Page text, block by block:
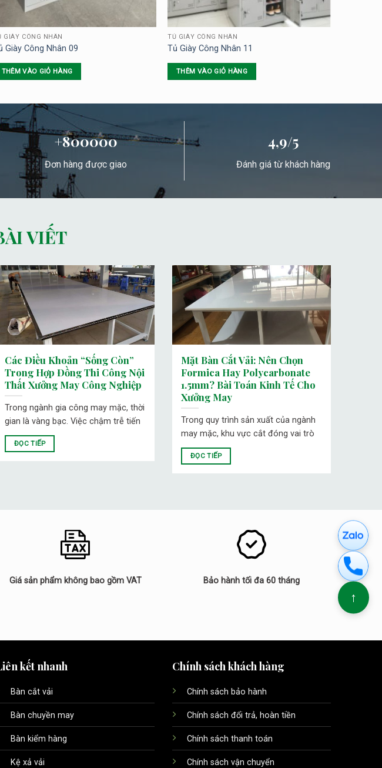
GIÀY CÔNG NHÂN
Giày Công Nhân 09
THÊM VÀO GIỎ HÀNG
TỦ GIÀY CÔNG NHÂN
Tủ Giày Công Nhân 11
THÊM VÀO GIỎ HÀNG
+800000
Đơn hàng được giao
4,9/5
Đánh giá từ khách hàng
VIẾT
Các Điều Khoản “Sống Còn”
Trong Hợp Đồng Thi Công Nội
Thất Xưởng May Công Nghiệp
Trong ngành gia công may mặc, thời
gian là vàng bạc. Việc chậm trễ tiến
ĐỌC TIẾP
Mặt Bàn Cắt Vải: Nên Chọn
Formica Hay Polycarbonate
1.5mm? Bài Toán Kinh Tế Cho
Xưởng May
Trong quy trình sản xuất của ngành
may mặc, khu vực cắt đóng vai trò
ĐỌC TIẾP
Giá sản phẩm không bao gồm VAT Bảo hành tối đa 60 tháng
kết nhanh
Bàn cắt vải
Bàn chuyền may
Bàn kiểm hàng
Kệ xả vải
Chính sách khách hàng
Chính sách bảo hành
Chính sách đổi trả, hoàn tiền
Chính sách thanh toán
Chính sách vận chuyển
↑